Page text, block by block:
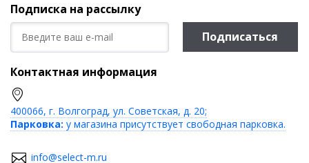
Подписка на рассылку
Подписаться
Контактная информация
400066, г. Волгоград, ул. Советская, д. 20;
Парковка: у магазина присутствует свободная парковка.
info@select-m.ru